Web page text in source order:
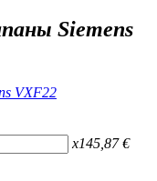
Siemens
x145,87 €